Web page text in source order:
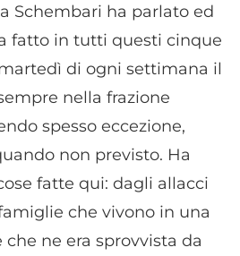
Schembari ha parlato ed
fatto in tutti questi cinque
di ogni settimana il
nella frazione
spesso eccezione,
non previsto. Ha
fatte qui: dagli allacci
che vivono in una
ne era sprovvista da